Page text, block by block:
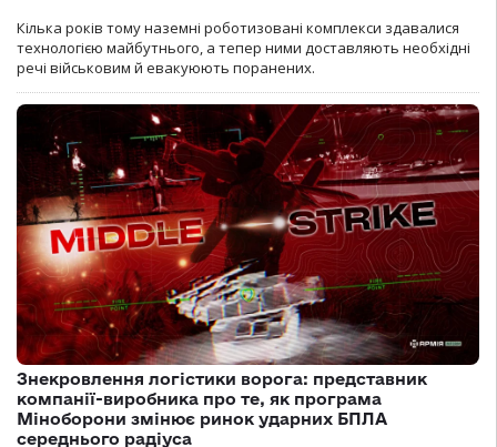
Кілька років тому наземні роботизовані комплекси здавалися
технологією майбутнього, а тепер ними доставляють необхідні
речі військовим й евакуюють поранених.
Знекровлення логістики ворога: представник
компанії-виробника про те, як програма
Міноборони змінює ринок ударних БПЛА
середнього радіуса